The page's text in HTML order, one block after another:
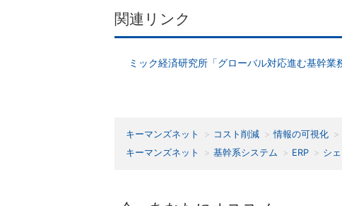
関連リンク
ミック経済研究所「グローバル対応進む基幹業
キーマンズネット コスト削減 情報の可視化
キーマンズネット
基幹系システム ERP シ